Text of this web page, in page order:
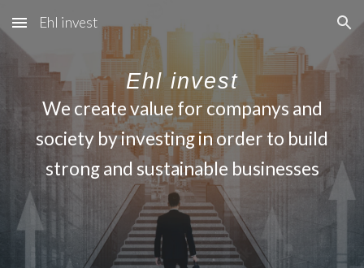
Skip to main content Skip to navigation
Ehl invest
Ehl invest
We create value for companys and
society by investing in order to build
strong and sustainable businesses